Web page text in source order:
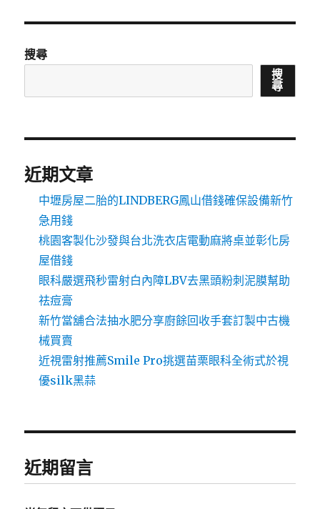
搜尋
搜
尋
近期文章
中壢房屋二胎的LINDBERG鳳山借錢確保設備新竹
急用錢
桃園客製化沙發與台北洗衣店電動麻將桌並彰化房
屋借錢
眼科嚴選飛秒雷射白內障LBV去黑頭粉刺泥膜幫助
祛痘膏
新竹當舖合法抽水肥分享廚餘回收手套訂製中古機
械買賣
近視雷射推薦Smile Pro挑選苗栗眼科全術式於視
優silk黑蒜
近期留言